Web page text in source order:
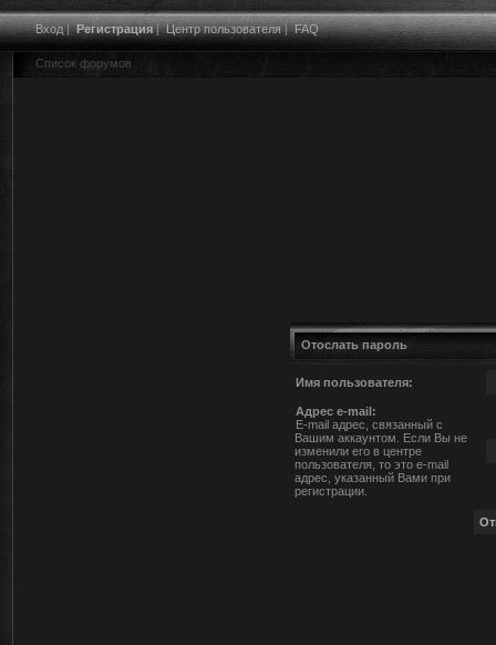
Вход|Регистрация|Центр пользователя|FAQ
Список форумов
Отослать пароль
Имя пользователя:
Адрес e-mail:
E-mail адрес, связанный с
Вашим аккаунтом. Если Вы не
изменили его в центре
пользователя, то это e-mail
адрес, указанный Вами при
регистрации.